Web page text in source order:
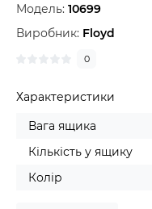
Модель: 10699
Виробник: Floyd
0
Характеристики
Вага ящика
Кількість у ящику
Колір